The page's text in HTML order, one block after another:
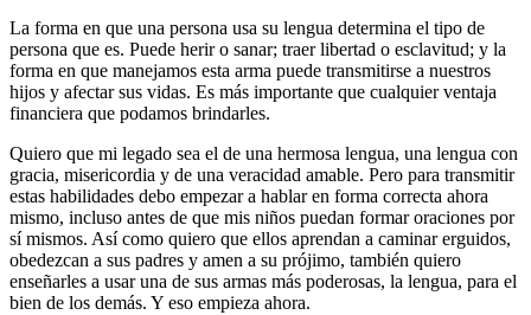
La forma en que una persona usa su lengua determina el tipo de
persona que es. Puede herir o sanar; traer libertad o esclavitud; y la
forma en que manejamos esta arma puede transmitirse a nuestros
hijos y afectar sus vidas. Es más importante que cualquier ventaja
financiera que podamos brindarles.
Quiero que mi legado sea el de una hermosa lengua, una lengua con
gracia, misericordia y de una veracidad amable. Pero para transmitir
estas habilidades debo empezar a hablar en forma correcta ahora
mismo, incluso antes de que mis niños puedan formar oraciones por
sí mismos. Así como quiero que ellos aprendan a caminar erguidos,
obedezcan a sus padres y amen a su prójimo, también quiero
enseñarles a usar una de sus armas más poderosas, la lengua, para el
bien de los demás. Y eso empieza ahora.